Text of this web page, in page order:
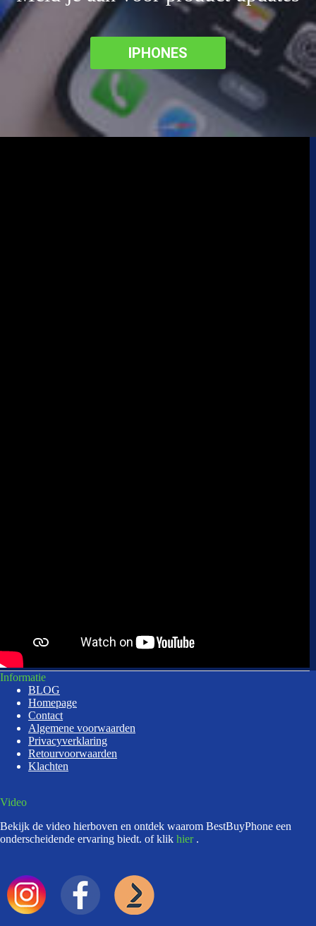
IPHONES
Informatie
BLOG
Homepage
Contact
Algemene voorwaarden
Privacyverklaring
Retourvoorwaarden
Klachten
Video
Bekijk de video hierboven en ontdek waarom BestBuyPhone een
onderscheidende ervaring biedt. of klik hier .